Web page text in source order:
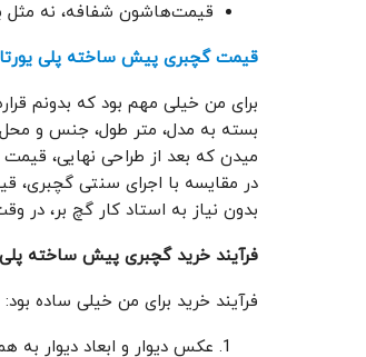
قیمت‌هاشون شفافه، نه مثل
قیمت گچبری پیش ساخته پلی
برای من خیلی مهم بود که بدونم
بسته به مدل، متر طول، جنس و
میدن که بعد از طراحی نهایی،
در مقایسه با اجرای سنتی گچبری،
بدون نیاز به استاد کار گچ ‌بر، در
فرآیند خرید گچبری پیش ساخته
فرآیند خرید برای من خیلی ساده بود: